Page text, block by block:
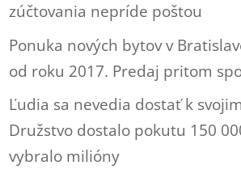
zúčtovania nepríde poštou
Ponuka nových bytov v
od roku 2017. Predaj pritom
Ľudia sa nevedia dostať k
Družstvo dostalo pokutu 150
vybralo milióny